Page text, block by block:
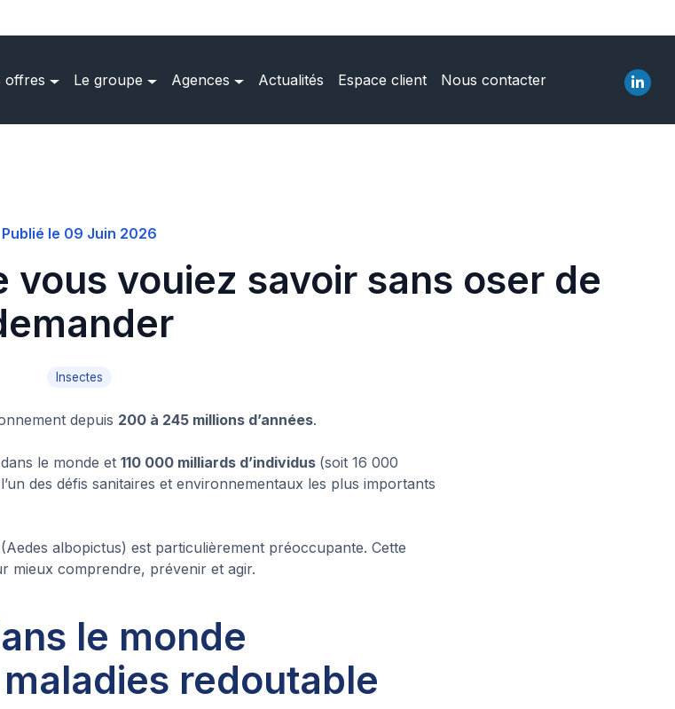
offres Le groupe Agences Actualités Espace client Nous contacter
Publié le 09 Juin 2026
vouiez savoir sans oser de
Insectes
depuis 200 à 245 millions d’années.
dans le monde et 110 000 milliards d’individus (soit 16 000
des défis sanitaires et environnementaux les plus importants
albopictus) est particulièrement préoccupante. Cette
mieux comprendre, prévenir et agir.
le monde
redoutable